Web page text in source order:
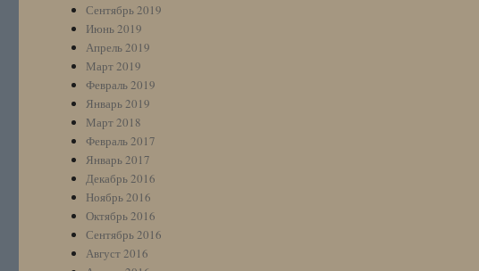
Сентябрь 2019
Июнь 2019
Апрель 2019
Март 2019
Февраль 2019
Январь 2019
Март 2018
Февраль 2017
Январь 2017
Декабрь 2016
Ноябрь 2016
Октябрь 2016
Сентябрь 2016
Август 2016